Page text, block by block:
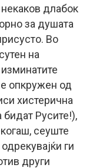
длабок
за душата
Во
на
опкружен од
хистерична
Русите!),
сеуште
ги
други